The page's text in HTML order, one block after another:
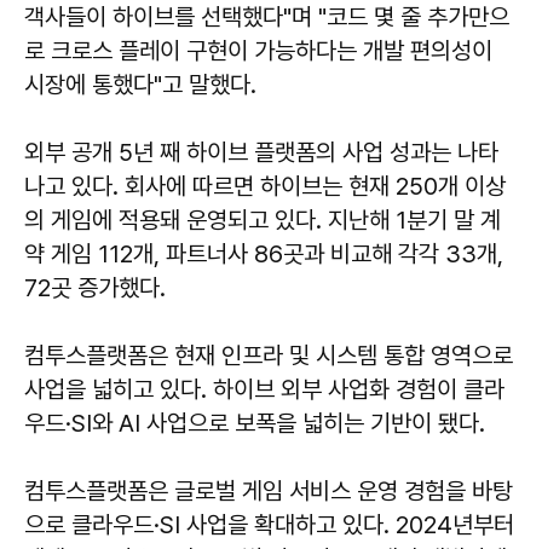
객사들이 하이브를 선택했다"며 "코드 몇 줄 추가만으
로 크로스 플레이 구현이 가능하다는 개발 편의성이
시장에 통했다"고 말했다.
외부 공개 5년 째 하이브 플랫폼의 사업 성과는 나타
나고 있다. 회사에 따르면 하이브는 현재 250개 이상
의 게임에 적용돼 운영되고 있다. 지난해 1분기 말 계
약 게임 112개, 파트너사 86곳과 비교해 각각 33개,
72곳 증가했다.
컴투스플랫폼은 현재 인프라 및 시스템 통합 영역으로
사업을 넓히고 있다. 하이브 외부 사업화 경험이 클라
우드·SI와 AI 사업으로 보폭을 넓히는 기반이 됐다.
컴투스플랫폼은 글로벌 게임 서비스 운영 경험을 바탕
으로 클라우드·SI 사업을 확대하고 있다. 2024년부터